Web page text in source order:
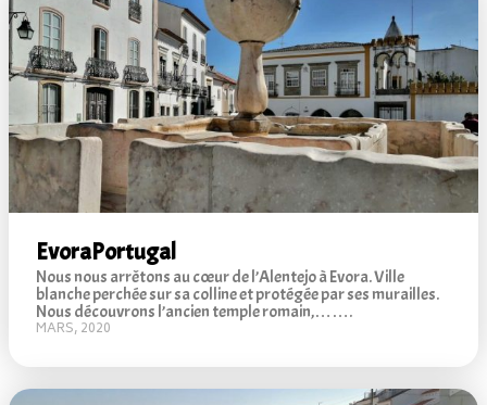
EvoraPortugal
Nous nous arrêtons au cœur de l’Alentejo à Evora. Ville
blanche perchée sur sa colline et protégée par ses murailles.
Nous découvrons l’ancien temple romain,…….
MARS, 2020